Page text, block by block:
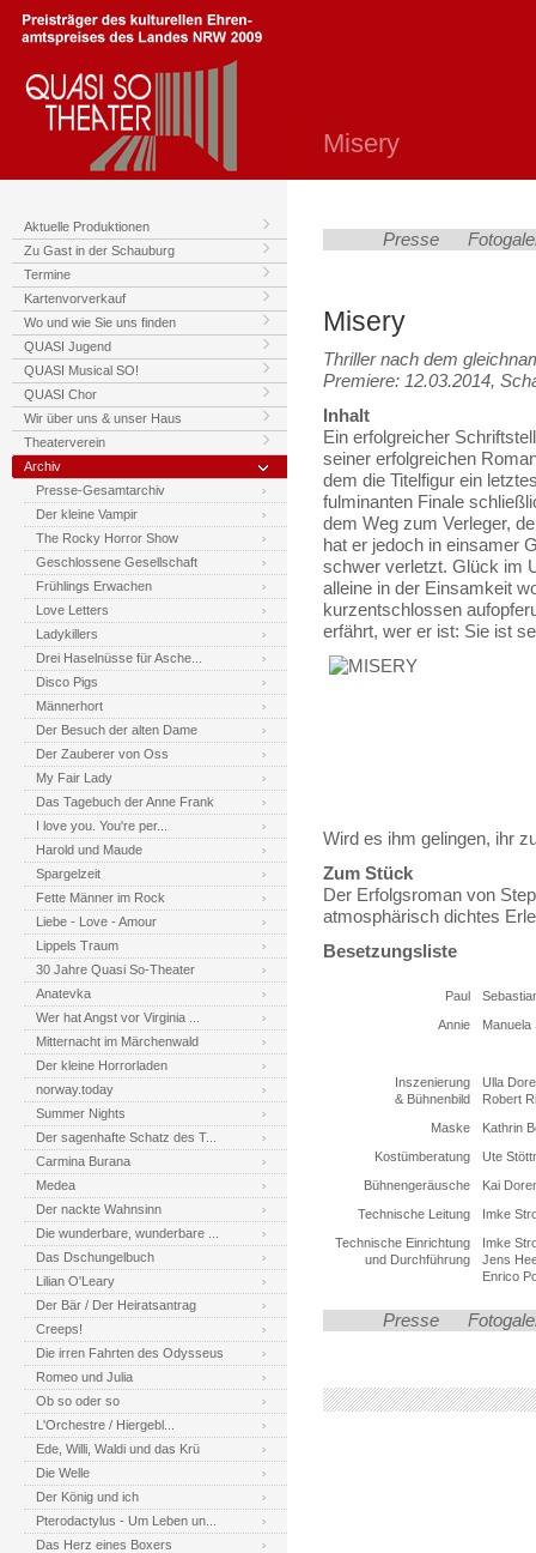
Misery
Aktuelle Produktionen
Zu Gast in der Schauburg
Termine
Kartenvorverkauf
Wo und wie Sie uns finden
QUASI Jugend
QUASI Musical SO!
QUASI Chor
Wir über uns & unser Haus
Theaterverein
Archiv
Presse-Gesamtarchiv
Der kleine Vampir
The Rocky Horror Show
Geschlossene Gesellschaft
Frühlings Erwachen
Love Letters
Ladykillers
Drei Haselnüsse für Asche...
Disco Pigs
Männerhort
Der Besuch der alten Dame
Der Zauberer von Oss
My Fair Lady
Das Tagebuch der Anne Frank
I love you. You're per...
Harold und Maude
Spargelzeit
Fette Männer im Rock
Liebe - Love - Amour
Lippels Traum
30 Jahre Quasi So-Theater
Anatevka
Wer hat Angst vor Virginia ...
Mitternacht im Märchenwald
Der kleine Horrorladen
norway.today
Summer Nights
Der sagenhafte Schatz des T...
Carmina Burana
Medea
Der nackte Wahnsinn
Die wunderbare, wunderbare ...
Das Dschungelbuch
Lilian O'Leary
Der Bär / Der Heiratsantrag
Creeps!
Die irren Fahrten des Odysseus
Romeo und Julia
Ob so oder so
L'Orchestre / Hiergebl...
Ede, Willi, Waldi und das Krü
Die Welle
Der König und ich
Pterodactylus - Um Leben un...
Das Herz eines Boxers
Presse
Misery
Thriller nach dem
Premiere: 12.03.2014,
Inhalt
Ein erfolgreicher
seiner erfolgreichen
dem die Titelfigur ein
fulminanten Finale
dem Weg zum Verleger,
hat er jedoch in einsamer
schwer verletzt. Glück im
alleine in der Einsamkeit
kurzentschlossen
erfährt, wer er ist: Sie ist
Wird es ihm gelingen, ihr
Zum Stück
Der Erfolgsroman von
atmosphärisch dichtes
Besetzungsliste
Paul
Annie
Manuela
Inszenierung
& Bühnenbild
Ulla
Robert
Maske
Kathrin
Kostümberatung
Ute
Bühnengeräusche
Kai
Technische Leitung
Imke
Technische Einrichtung
und Durchführung
Imke
Jens
Enrico
Presse